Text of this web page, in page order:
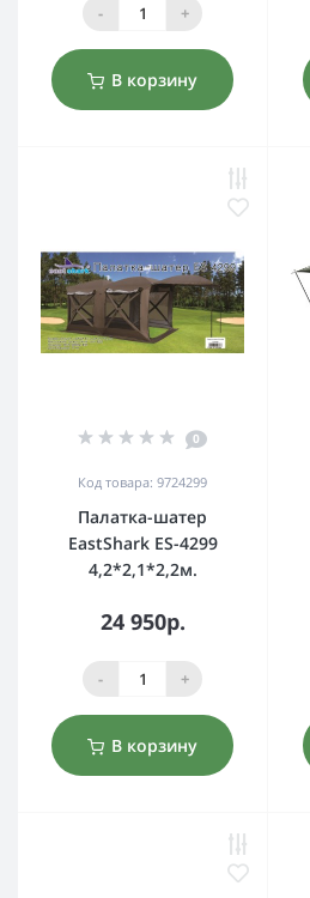
- +
В корзину
0
Код товара: 9724299
Палатка-шатер
EastShark ES-4299
4,2*2,1*2,2м.
24 950р.
- +
В корзину